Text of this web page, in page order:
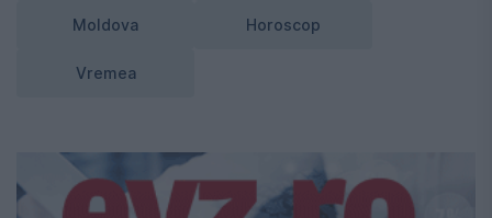
Moldova Horoscop
Vremea